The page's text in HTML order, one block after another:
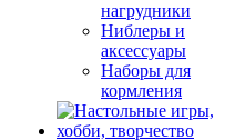
нагрудники
Ниблеры и
аксессуары
Наборы для
кормления